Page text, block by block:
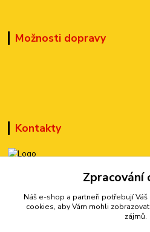
Možnosti dopravy
Kontakty
+420 777 899 301
sedmi@kraska1.cz
Zpracování
Náš e-shop a partneři potřebují Váš
cookies, aby Vám mohli
zájmů.